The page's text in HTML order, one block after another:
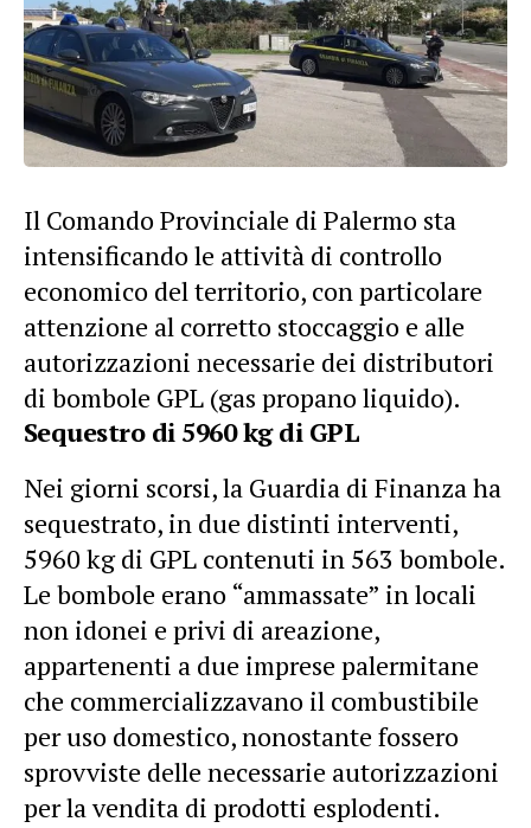
Il Comando Provinciale di Palermo sta
intensificando le attività di controllo
economico del territorio, con particolare
attenzione al corretto stoccaggio e alle
autorizzazioni necessarie dei distributori
di bombole GPL (gas propano liquido).
Sequestro di 5960 kg di GPL
Nei giorni scorsi, la Guardia di Finanza ha
sequestrato, in due distinti interventi,
5960 kg di GPL contenuti in 563 bombole.
Le bombole erano “ammassate” in locali
non idonei e privi di areazione,
appartenenti a due imprese palermitane
che commercializzavano il combustibile
per uso domestico, nonostante fossero
sprovviste delle necessarie autorizzazioni
per la vendita di prodotti esplodenti.